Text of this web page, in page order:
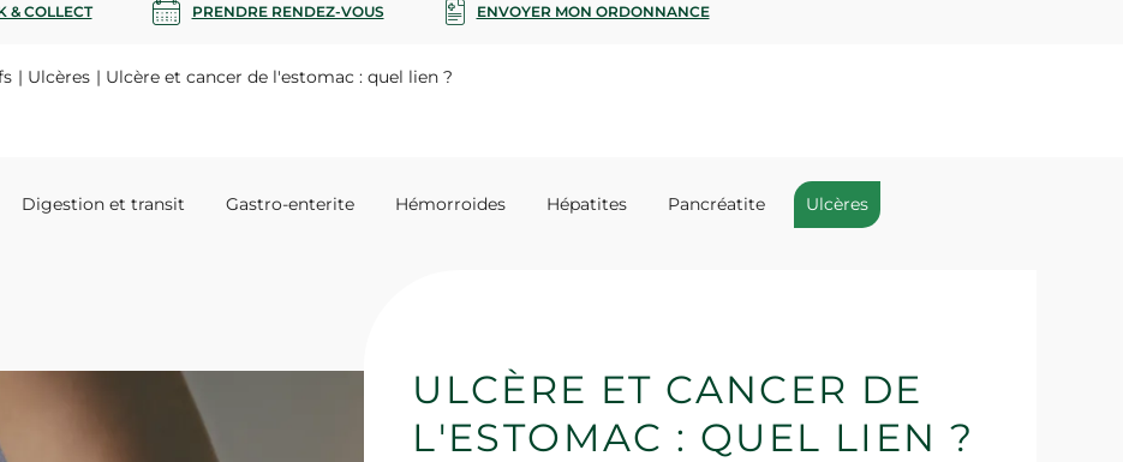
& COLLECT PRENDRE RENDEZ-VOUS ENVOYER MON ORDONNANCE
Ulcères Ulcère et cancer de l'estomac : quel lien ?
Digestion et transit Gastro-enterite Hémorroides Hépatites Pancréatite Ulcères
ULCÈRE ET CANCER DE
L'ESTOMAC : QUEL LIEN ?